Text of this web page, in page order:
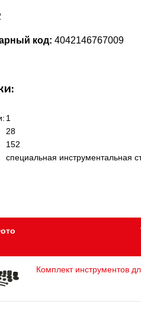
код: 4042146767009
1
28
152
специальная инструментальная
Комплект инструментов